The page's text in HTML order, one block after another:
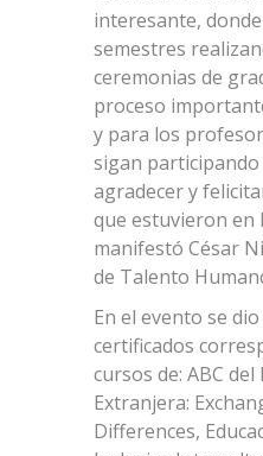
interesante,
semestres
ceremonias de
proceso
y para los
sigan
agradecer y
que estuvieron en
manifestó César
de Talento
En el evento se
certificados
cursos de: ABC
Extranjera:
Differences,